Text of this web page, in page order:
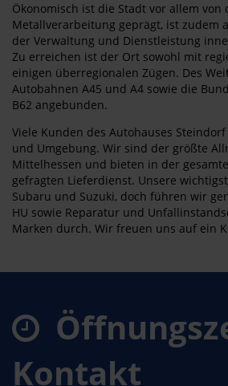
Ökonomisch ist die Stadt vor allem von
Metallverarbeitung geprägt, ist zudem
der Verwaltung und Dienstleistung
Zu erreichen ist der Ort sowohl mit
einigen überregionalen Zügen. Des
Autobahnen A45 und A4 sowie die
B62 angebunden.
Viele Kunden des Autohauses
und Umgebung. Wir sind der größte
Mittelhessen und bieten in der
gefragten Lieferdienst. Unsere
Subaru und Suzuki, doch führen wir
HU sowie Reparatur und
Marken durch. Wir freuen uns auf ein
Kontakt